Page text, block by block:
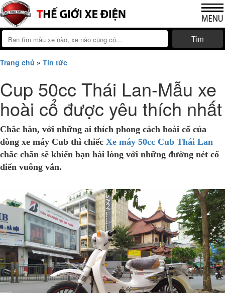
Tìm
Trang chủ » Tin tức
Cup 50cc Thái Lan-Mẫu xe
hoài cổ được yêu thích nhất
Chắc hẳn, với những ai thích phong cách hoài cổ của
dòng xe máy Cub thì chiếc Xe máy 50cc Cub Thái Lan
chắc chắn sẽ khiến bạn hài lòng với những đường nét cổ
điển vuông vắn.